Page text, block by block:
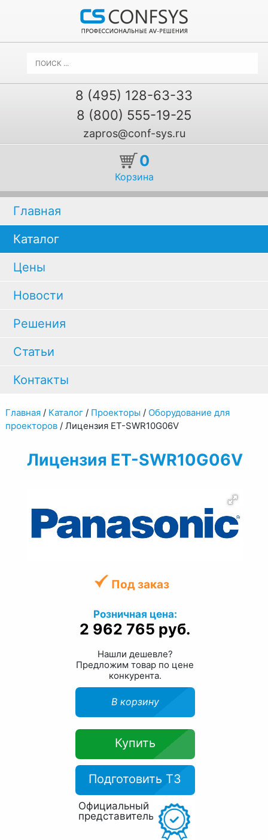
8 (495) 128-63-33
8 (800) 555-19-25
zapros@conf-sys.ru
0
Корзина
Главная
Каталог
Цены
Новости
Решения
Статьи
Контакты
Главная/ Каталог/ Проекторы / Оборудование для
проекторов/ Лицензия ET-SWR10G06V
Лицензия ET-SWR10G06V
Под заказ
Розничная цена:
2 962 765 руб.
Нашли дешевле?
Предложим товар по цене
конкурента.
В корзину
Купить
Подготовить ТЗ
Официальный
представитель